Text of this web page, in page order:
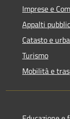
Imprese e
Appalti
Catasto e
Turismo
Mobilità e